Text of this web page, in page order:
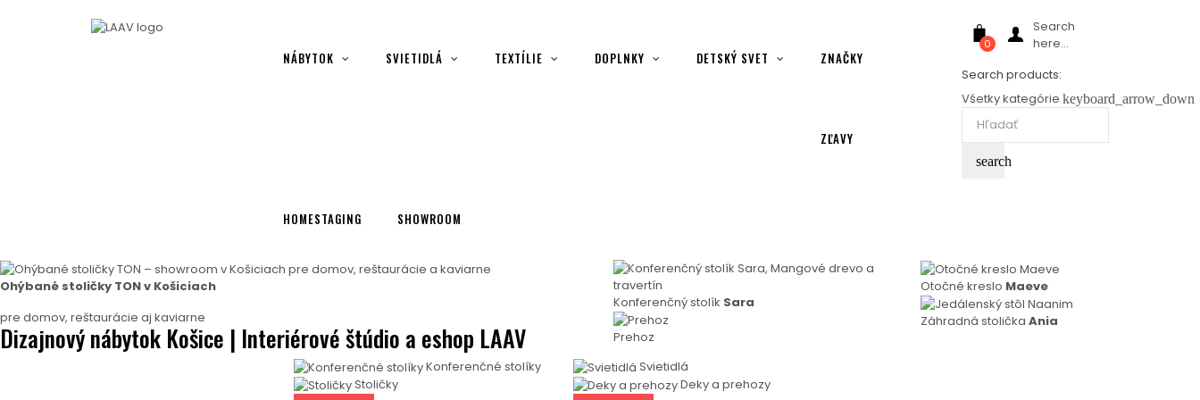
NÁBYTOK SVIETIDLÁ TEXTÍLIE DOPLNKY DETSKÝ SVET ZNAČKY
ZĽAVY
HOMESTAGING SHOWROOM
0
Search
here...
Search products:
Všetky kategórie keyboard_arrow_down
search
Ohýbané stoličky TON v Košiciach
pre domov, reštaurácie aj kaviarne
Dizajnový nábytok Košice | Interiérové štúdio a eshop LAAV
Konferenčný stolík Sara
Prehoz
Otočné kreslo Maeve
Záhradná stolička Ania
Konferenčné stolíky
Stoličky
Svietidlá
Deky a prehozy